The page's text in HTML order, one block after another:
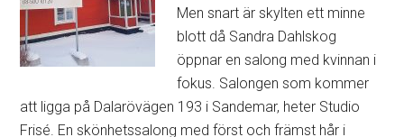
Men snart är skylten ett minne
blott då Sandra Dahlskog
öppnar en salong med kvinnan i
fokus. Salongen som kommer
att ligga på Dalarövägen 193 i Sandemar, heter Studio
Frisé. En skönhetssalong med först och främst hår i